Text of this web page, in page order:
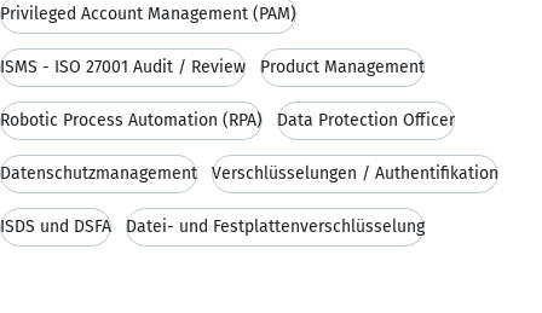
Privileged Account Management (PAM)
ISMS - ISO 27001 Audit / Review Product Management
Robotic Process Automation (RPA) Data Protection Officer
Datenschutzmanagement Verschlüsselungen / Authentifikation
ISDS und DSFA Datei- und Festplattenverschlüsselung